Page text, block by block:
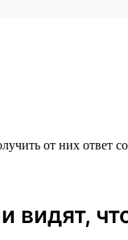
от них